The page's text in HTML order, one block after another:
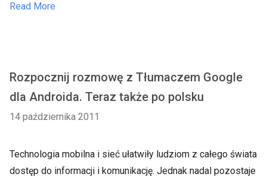
Read More
Rozpocznij rozmowę z Tłumaczem Google
dla Androida. Teraz także po polsku
14 października 2011
Technologia mobilna i sieć ułatwiły ludziom z całego świata
dostęp do informacji i komunikację. Jednak nadal pozostaje